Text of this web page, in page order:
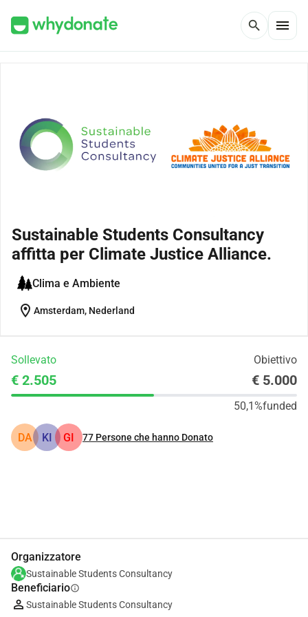
search menu
Sustainable Students Consultancy
affitta per Climate Justice Alliance.
Clima e Ambiente
location_on Amsterdam, Nederland
Sollevato Obiettivo
€ 2.505 € 5.000
50,1%funded
DA KI GI 77 Persone che hanno Donato
Organizzatore
Sustainable Students Consultancy
Beneficiarioinfo
Sustainable Students Consultancy